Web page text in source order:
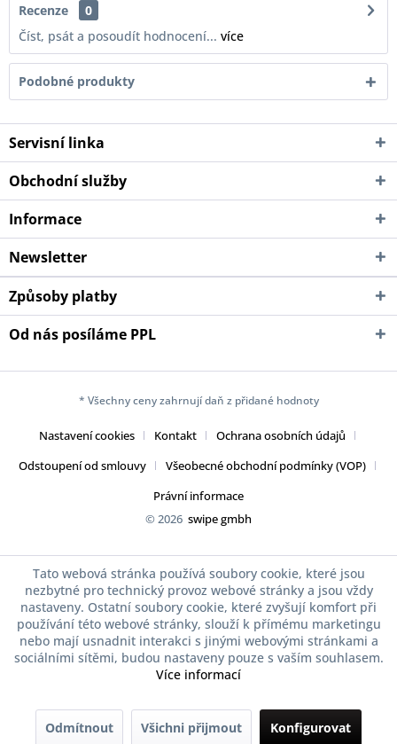
Recenze
0
Číst, psát a posoudít hodnocení... více
Podobné produkty
Servisní linka
Obchodní služby
Informace
Newsletter
Způsoby platby
Od nás posíláme PPL
* Všechny ceny zahrnují daň z přidané hodnoty
Nastavení cookies Kontakt
Ochrana osobních údajů
Odstoupení od smlouvy
Všeobecné obchodní podmínky (VOP)
Právní informace
© 2026 swipe gmbh
Tato webová stránka používá soubory cookie, které jsou
nezbytné pro technický provoz webové stránky a jsou vždy
nastaveny. Ostatní soubory cookie, které zvyšují komfort při
používání této webové stránky, slouží k přímému marketingu
nebo mají usnadnit interakci s jinými webovými stránkami a
sociálními sítěmi, budou nastaveny pouze s vaším souhlasem.
Více informací
Odmítnout Všichni přijmout Konfigurovat